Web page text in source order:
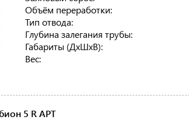
Объём переработки:
Тип отвода:
Глубина залегания трубы:
Габариты (ДхШхВ):
Вес:
5 R АРТ